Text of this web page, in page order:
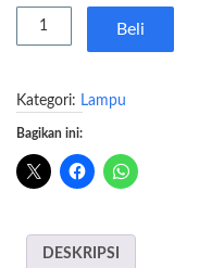
Kuantitas
LED
Panel
8
Inch
Bulat
Morgen
Beli
Kategori: Lampu
Bagikan ini:
DESKRIPSI